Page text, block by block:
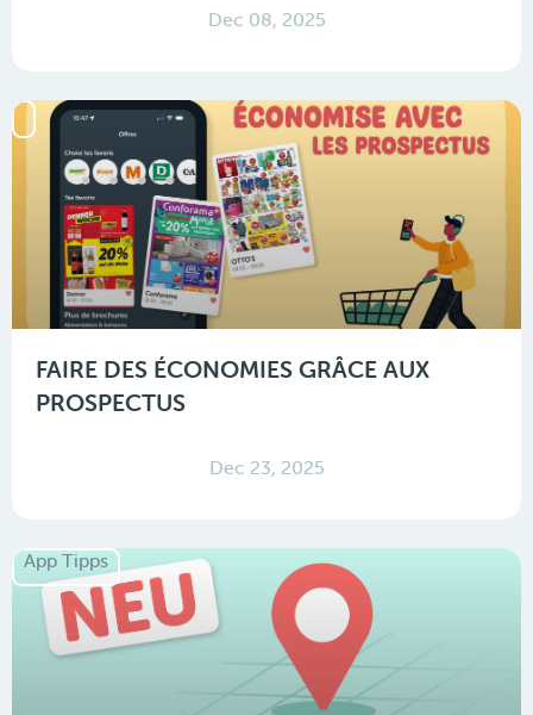
Dec 08, 2025
FAIRE DES ÉCONOMIES GRÂCE AUX
PROSPECTUS
Dec 23, 2025
App Tipps